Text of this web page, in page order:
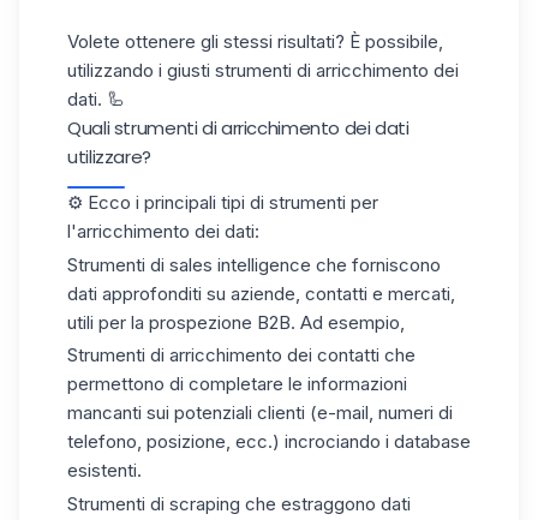
Volete ottenere gli stessi risultati? È possibile,
utilizzando i giusti strumenti di arricchimento dei
dati. 🦾
Quali strumenti di arricchimento dei dati
utilizzare?
⚙️ Ecco i principali tipi di strumenti per
l'arricchimento dei dati:
Strumenti di sales intelligence che forniscono
dati approfonditi su aziende, contatti e mercati,
utili per la prospezione B2B. Ad esempio,
Strumenti di arricchimento dei contatti che
permettono di completare le informazioni
mancanti sui potenziali clienti (e-mail, numeri di
telefono, posizione, ecc.) incrociando i database
esistenti.
Strumenti di scraping che estraggono dati